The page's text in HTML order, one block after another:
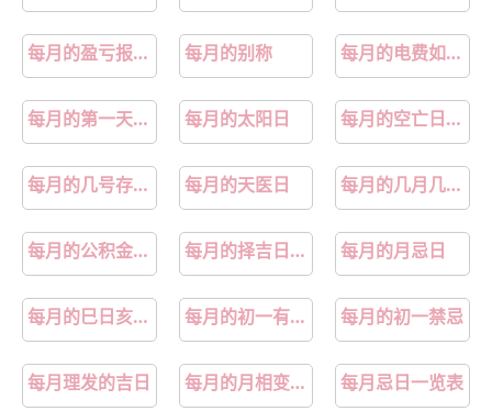
每月的盈亏报表怎么做 每月的别称 每月的电费如何计算
每月的第一天和最后一天称作什么 每月的太阳日 每月的空亡日怎样判定
每月的几号存钱最好 每月的天医日 每月的几月几日是阳光节
每月的公积金可以抵月供吗 每月的择吉日口诀 每月的月忌日
每月的巳日亥日是什么意思 每月的初一有什么忌讳 每月的初一禁忌
每月理发的吉日 每月的月相变化示意图 每月忌日一览表